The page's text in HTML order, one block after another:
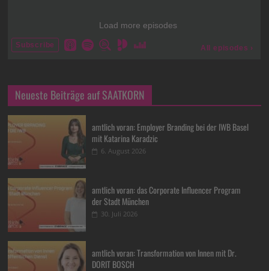
Neueste Beiträge auf SAATKORN
amtlich voran: Employer Branding bei der IWB Basel
mit Katarina Karadzic
6. August 2026
amtlich voran: das Corporate Influencer Program
der Stadt München
30. Juli 2026
amtlich voran: Transformation von Innen mit Dr.
DORIT BOSCH